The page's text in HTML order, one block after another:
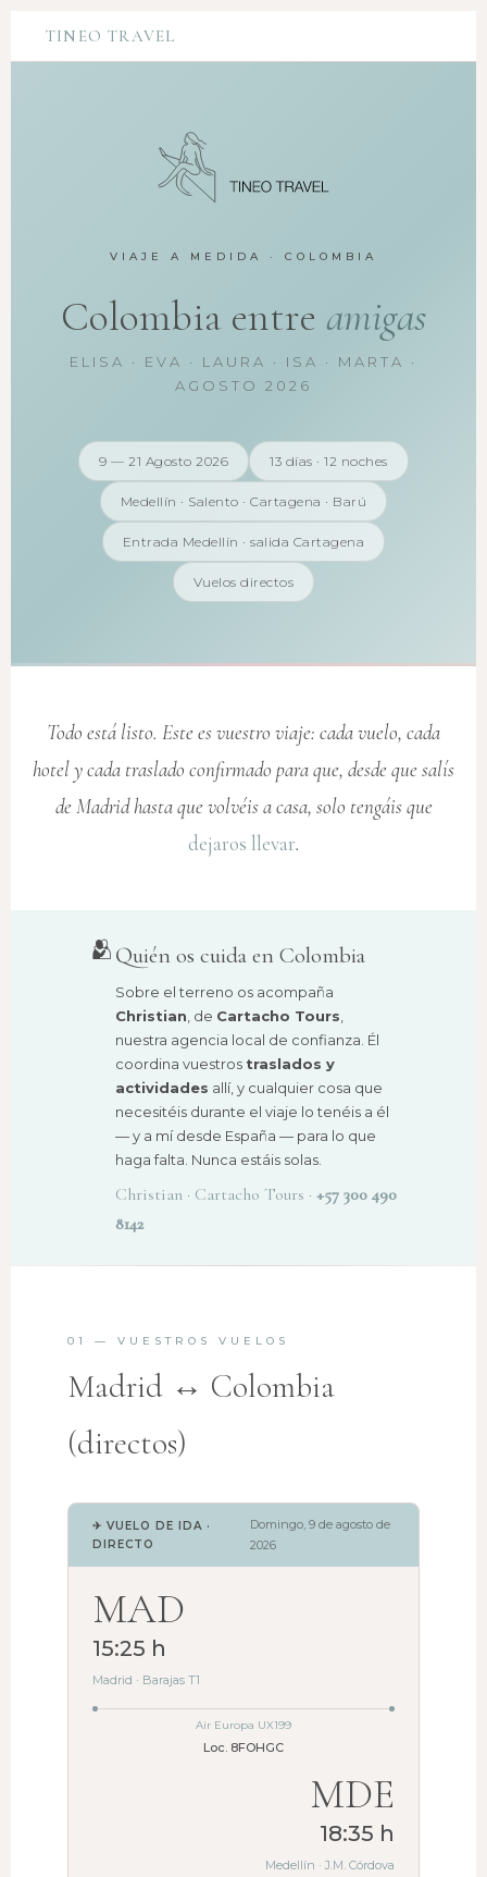
TINEO TRAVEL
VIAJE A MEDIDA · COLOMBIA
Colombia entre amigas
ELISA · EVA · LAURA · ISA · MARTA ·
AGOSTO 2026
9 — 21 Agosto 2026 13 días · 12 noches
Medellín · Salento · Cartagena · Barú
Entrada Medellín · salida Cartagena
Vuelos directos
Todo está listo. Este es vuestro viaje: cada vuelo, cada
hotel y cada traslado confirmado para que, desde que salís
de Madrid hasta que volvéis a casa, solo tengáis que
dejaros llevar.
🫂 Quién os cuida en Colombia
Sobre el terreno os acompaña
Christian , de Cartacho Tours
nuestra agencia local de confianza. Él
coordina vuestros traslados y
actividades allí, y cualquier cosa que
necesitéis durante el viaje lo tenéis a él
— y a mí desde España — para lo que
haga falta. Nunca estáis solas.
Christian · Cartacho Tours · +57 300 490
8142
01 — VUESTROS VUELOS
Madrid ↔ Colombia
(directos)
✈ VUELO DE IDA ·
DIRECTO
Domingo, 9 de agosto de
2026
MAD
15:25 h
Madrid · Barajas T1
Air Europa UX199
Loc. 8FOHGC
MDE
18:35 h
Medellín · J.M. Córdova